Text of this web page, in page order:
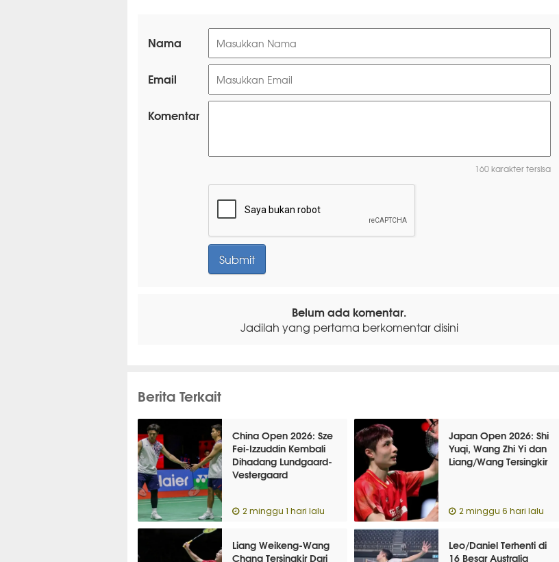
Nama
Email
Komentar
160 karakter tersisa
Belum ada komentar.
Jadilah yang pertama berkomentar disini
Berita Terkait
China Open 2026: Sze
Fei-Izzuddin Kembali
Dihadang Lundgaard-
Vestergaard
2 minggu 1 hari lalu
Japan Open 2026: Shi
Yuqi, Wang Zhi Yi dan
Liang/Wang Tersingkir
2 minggu 6 hari lalu
Liang Weikeng-Wang
Chang Tersingkir Dari
Leo/Daniel Terhenti di
16 Besar Australia